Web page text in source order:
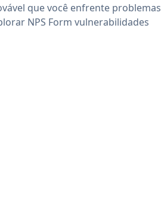
que você enfrente problemas
NPS Form vulnerabilidades